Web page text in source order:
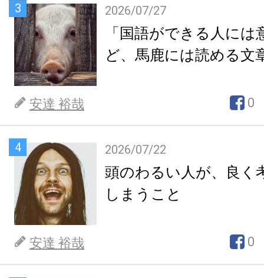
3 2026/07/27
「国語ができる人には
ど、馬鹿には読める文
安達 裕哉 0
4 2026/07/22
頭のわるい人が、良く
しまうこと
安達 裕哉 0